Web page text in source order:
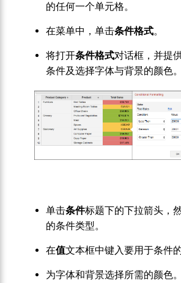
的任何一个单元格。
在菜单中，单击条件格式。
将打开条件格式对话框，并提
条件及选择字体与背景的颜色。
单击条件标题下的下拉箭头，
的条件类型。
在值文本框中键入要用于条件
为字体和背景选择所需的颜色。